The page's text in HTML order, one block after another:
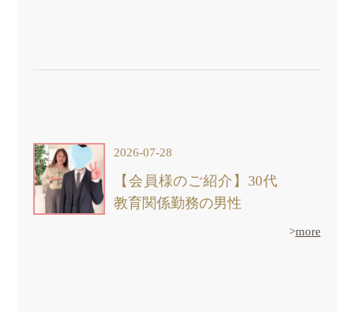
2026-07-28
【会員様のご紹介】30代
教育関係勤務の男性
>more